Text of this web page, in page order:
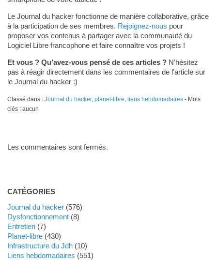
Le Journal du hacker fonctionne de manière collaborative, grâce
à la participation de ses membres. Rejoignez-nous pour
proposer vos contenus à partager avec la communauté du
Logiciel Libre francophone et faire connaître vos projets !
Et vous ? Qu’avez-vous pensé de ces articles ?N’hésitez
pas à réagir directement dans les commentaires de l’article sur
le Journal du hacker :)
Classé dans : Journal du hacker, planet-libre liens hebdomadaires- Mots
clés : aucun
Les commentaires sont fermés.
CATÉGORIES
Journal du hacker(576)
dysfonctionnement(8)
Entretien(7)
planet-libre(430)
Infrastructure du Jdh(10)
liens hebdomadaires (551)